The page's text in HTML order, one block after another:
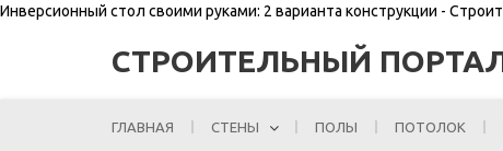
Инверсионный стол своими руками: 2 варианта конструкции -
СТРОИТЕЛЬНЫЙ
ГЛАВНАЯ СТЕНЫ ПОЛЫ ПОТОЛОК